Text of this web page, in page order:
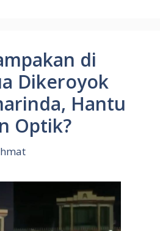
di
Dikeroyok
Hantu
Optik?